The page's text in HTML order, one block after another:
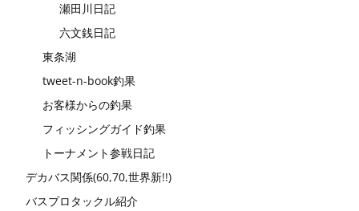
瀬田川日記
六文銭日記
東条湖
tweet-n-book釣果
お客様からの釣果
フィッシングガイド釣果
トーナメント参戦日記
デカバス関係(60,70,世界新!!)
バスプロタックル紹介